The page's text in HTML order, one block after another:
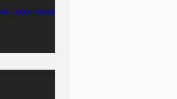
подготовка